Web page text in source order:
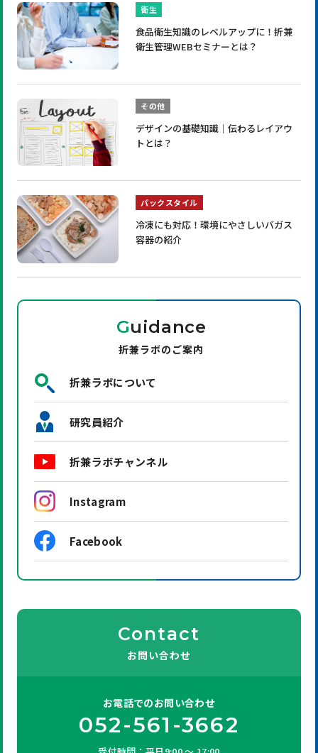
衛生
食品衛生知識のレベルアップに！折兼
衛生管理WEBセミナーとは？
その他
デザインの基礎知識｜伝わるレイアウ
トとは？
パックスタイル
冷凍にも対応！環境にやさしいバガス
容器の紹介
Guidance
折兼ラボのご案内
折兼ラボについて
研究員紹介
折兼ラボチャンネル
Instagram
Facebook
Contact
お問い合わせ
お電話でのお問い合わせ
052-561-3662